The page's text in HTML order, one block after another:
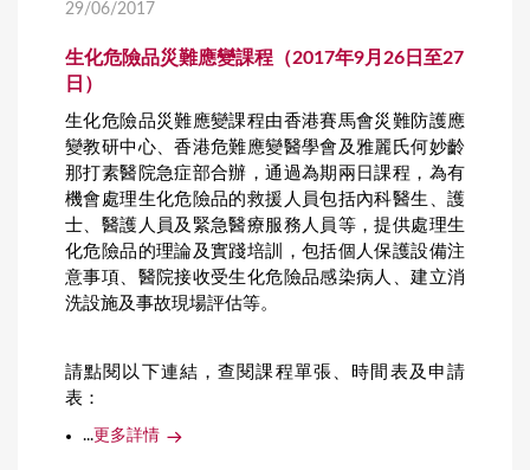
29/06/2017
生化危險品災難應變課程（2017年9月26日至27
日）
生化危險品災難應變課程由香港賽馬會災難防護應
變教研中心、香港危難應變醫學會及雅麗氏何妙齡
那打素醫院急症部合辦，通過為期兩日課程，為有
機會處理生化危險品的救援人員包括內科醫生、護
士、醫護人員及緊急醫療服務人員等，提供處理生
化危險品的理論及實踐培訓，包括個人保護設備注
意事項、醫院接收受生化危險品感染病人、建立消
洗設施及事故現場評估等。
請點閱以下連結，查閱課程單張、時間表及申請
表：
...更多詳情